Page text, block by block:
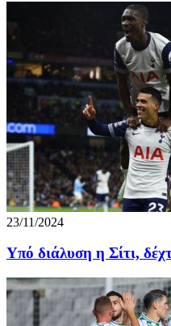
23/11/2024
Υπό διάλυση η Σίτι,